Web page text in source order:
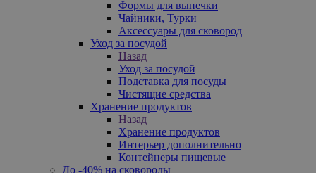
Формы для выпечки
Чайники, Турки
Аксессуары для сковород
Уход за посудой
Назад
Уход за посудой
Подставка для посуды
Чистящие средства
Хранение продуктов
Назад
Хранение продуктов
Интерьер дополнительно
Контейнеры пищевые
До -40% на сковороды